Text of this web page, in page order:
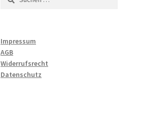
nach:
Impressum
AGB
Widerrufsrecht
Datenschutz